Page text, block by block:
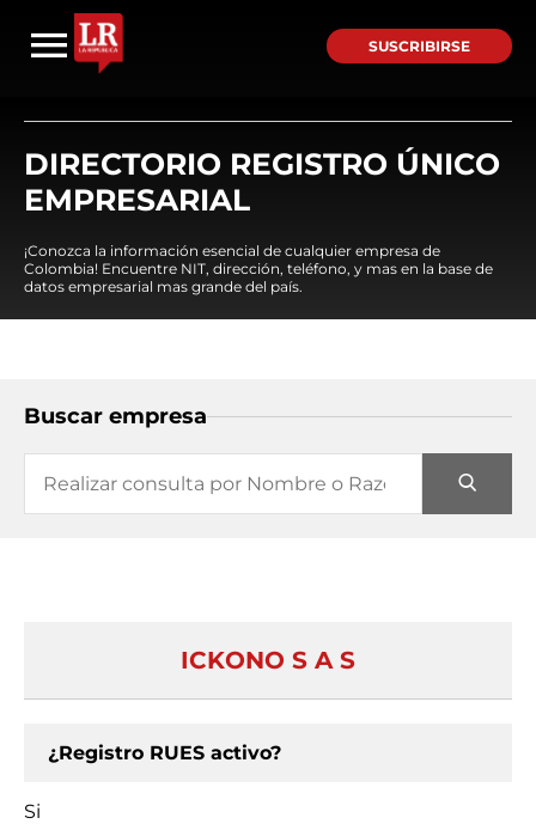
SUSCRIBIRSE
DIRECTORIO REGISTRO ÚNICO
EMPRESARIAL
¡Conozca la información esencial de cualquier empresa de
Colombia! Encuentre NIT, dirección, teléfono, y mas en la base de
datos empresarial mas grande del país.
Buscar empresa
ICKONO S A S
¿Registro RUES activo?
Si